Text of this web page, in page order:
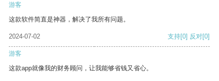
游客
这款软件简直是神器，解决了我所有问题。
2024-07-02 支持[0] 反对[0]
游客
这款app就像我的财务顾问，让我能够省钱又省心。